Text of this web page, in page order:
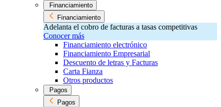
Financiamiento
Financiamiento
Adelanta el cobro de facturas a tasas competitivas
Conocer más
Financiamiento electrónico
Financiamiento Empresarial
Descuento de letras y Facturas
Carta Fianza
Otros productos
Pagos
Pagos